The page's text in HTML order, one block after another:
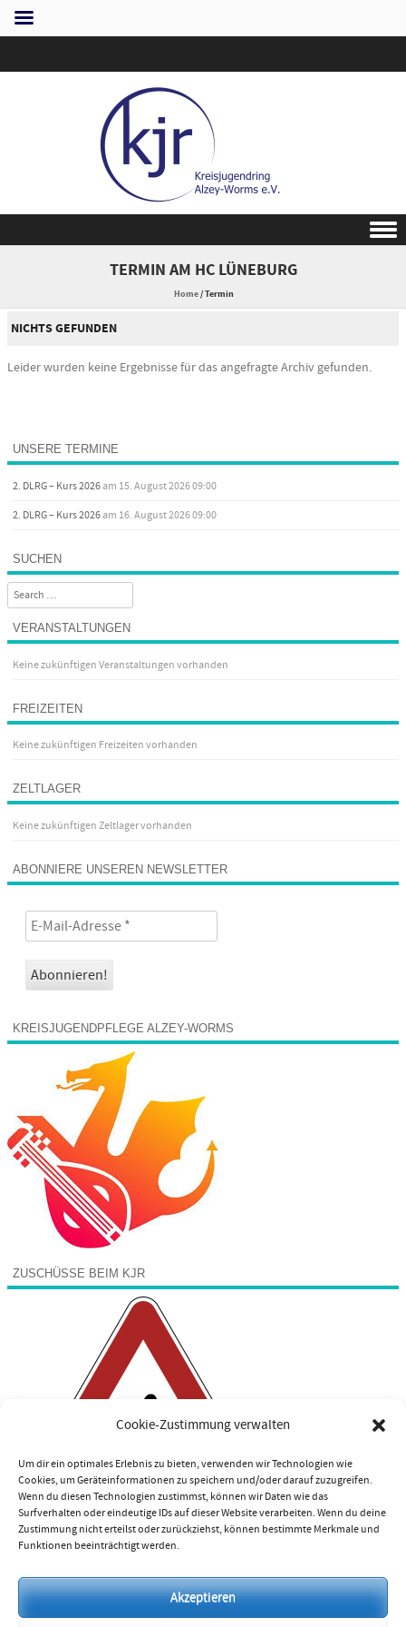
Cookie-Zustimmung verwalten
Um dir ein optimales Erlebnis zu bieten, verwenden wir Technologien wie
Cookies, um Geräteinformationen zu speichern und/oder darauf zuzugreifen.
Wenn du diesen Technologien zustimmst, können wir Daten wie das
Surfverhalten oder eindeutige IDs auf dieser Website verarbeiten. Wenn du deine
Zustimmung nicht erteilst oder zurückziehst, können bestimmte Merkmale und
Funktionen beeinträchtigt werden.
Akzeptieren
TERMIN AM HC LÜNEBURG
Home/Termin
NICHTS GEFUNDEN
Leider wurden keine Ergebnisse für das angefragte Archiv gefunden.
UNSERE TERMINE
2. DLRG – Kurs 2026am 15. August 2026 09:00
2. DLRG – Kurs 2026am 16. August 2026 09:00
SUCHEN
Search
VERANSTALTUNGEN
Keine zukünftigen Veranstaltungen vorhanden
FREIZEITEN
Keine zukünftigen Freizeiten vorhanden
ZELTLAGER
Keine zukünftigen Zeltlager vorhanden
ABONNIERE UNSEREN NEWSLETTER
KREISJUGENDPFLEGE ALZEY-WORMS
ZUSCHÜSSE BEIM KJR
Impressum